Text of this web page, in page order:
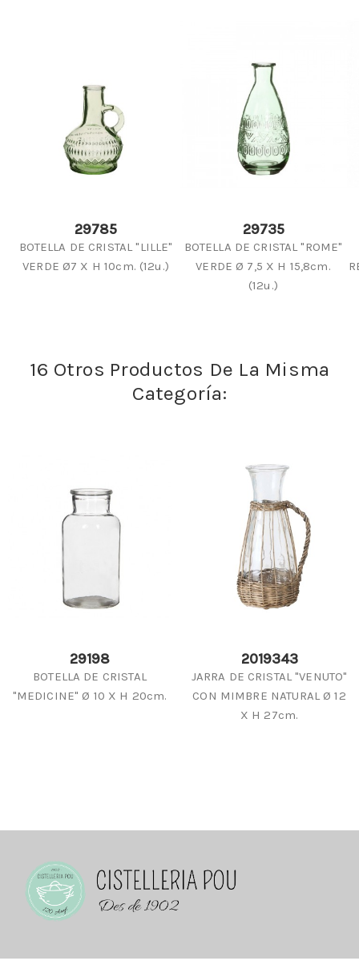
29785
BOTELLA DE CRISTAL "LILLE"
VERDE Ø7 X H 10cm. (12u.)
29735
BOTELLA DE CRISTAL "ROME"
VERDE Ø 7,5 X H 15,8cm.
(12u.)
16 Otros Productos De La Misma
Categoría:
29198
BOTELLA DE CRISTAL
"MEDICINE" Ø 10 X H 20cm.
2019343
JARRA DE CRISTAL "VENUTO"
CON MIMBRE NATURAL Ø 12
X H 27cm.